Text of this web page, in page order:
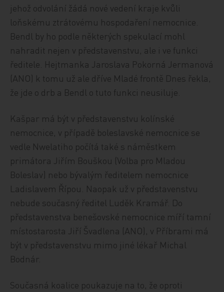
jehož odvolání žádá nové vedení kraje kvůli
loňskému ztrátovému hospodaření nemocnice.
Bendl by ho podle některých spekulací mohl
nahradit nejen v představenstvu, ale i ve funkci
ředitele. Hejtmanka Jaroslava Pokorná Jermanová
(ANO) k tomu už ale dříve Mladé frontě Dnes řekla,
že jde o drb a Bendl o tuto funkci neusiluje.
Kašpar má být v představenstvu kolínské
nemocnice, v případě boleslavské nemocnice se
vedle Nwelatiho počítá také s náměstkem
primátora Jiřím Bouškou (Volba pro Mladou
Boleslav) nebo bývalým ředitelem nemocnice
Ladislavem Řípou. Naopak už v představenstvu
nebude současný ředitel Luděk Kramář. Do
představenstva benešovské nemocnice míří tamní
místostarosta Jiří Švadlena (ANO), v Příbrami má
být v představenstvu mimo jiné lékař Michal
Bodnár.
Současná koalice poukazuje na to, že oproti